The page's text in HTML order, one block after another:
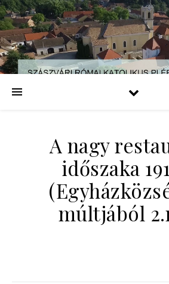
A nagy
időszaka
múltjából